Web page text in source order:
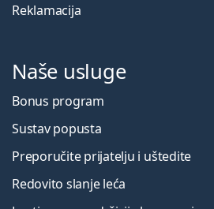
Reklamacija
Naše usluge
Bonus program
Sustav popusta
Preporučite prijatelju i uštedite
Redovito slanje leća